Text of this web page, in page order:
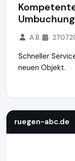
Umbuchung
A.B.
Schneller
neuen Objekt.
ruegen-abc.de